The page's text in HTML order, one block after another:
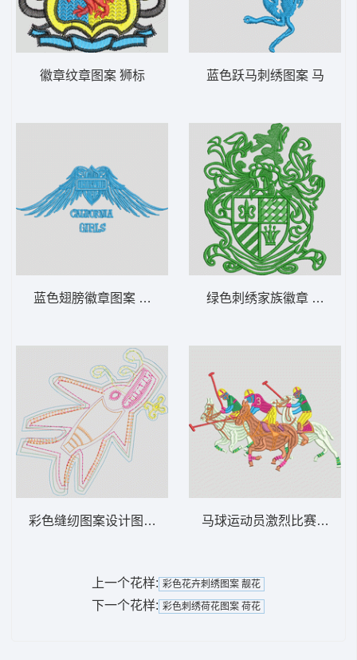
徽章纹章图案 狮标
蓝色翅膀徽章图案 翅膀
彩色缝纫图案设计图 鱼
蓝色跃马刺绣图案 马
绿色刺绣家族徽章 章标
马球运动员激烈比赛 骑马
上一个花样: 彩色花卉刺绣图案 靓花
下一个花样: 彩色刺绣荷花图案 荷花